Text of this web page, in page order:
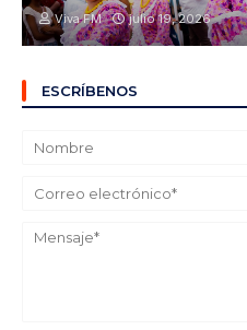
Viva FM julio 19, 2026
ESCRÍBENOS